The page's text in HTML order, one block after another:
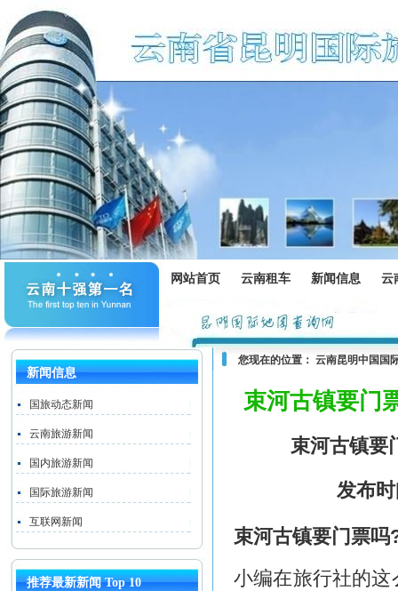
网站首页 云南租车 新闻信息 云
新闻信息
国旅动态新闻
云南旅游新闻
国内旅游新闻
国际旅游新闻
互联网新闻
推荐最新新闻 Top 10
您现在的位置： 云南昆明中国国
束河古镇要门
束河古镇要
发布
束河古镇要门票
小编在旅行社的